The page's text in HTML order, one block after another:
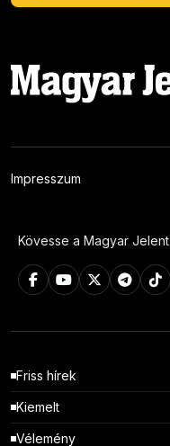
Impresszum
Kövesse a Magyar Jelent
Friss hírek
Kiemelt
Vélemény